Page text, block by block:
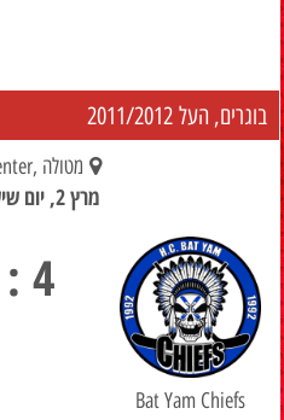
בוגרים, העל 2011/2012
מטולה ,Canada Center
מרץ 2, יום שישי, 21:00
Bat Yam Chiefs
4 : 2